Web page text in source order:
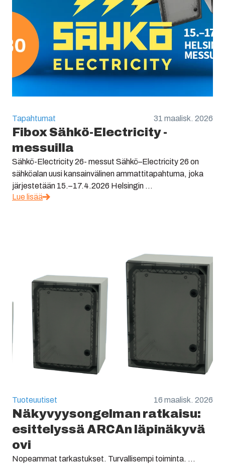
Tapahtumat 31 maalisk. 2026
Fibox Sähkö-Electricity -
messuilla
Sähkö-Electricity 26- messut Sähkö–Electricity 26 on
sähköalan uusi kansainvälinen ammattitapahtuma, joka
järjestetään 15.–17.4.2026 Helsingin ...
Lue lisää
Tuoteuutiset 16 maalisk. 2026
Näkyvyysongelman ratkaisu:
esittelyssä ARCAn läpinäkyvä
ovi
Nopeammat tarkastukset. Turvallisempi toiminta. ...